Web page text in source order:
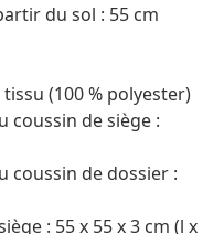
du sol : 55 cm
(100 % polyester)
coussin de siège :
coussin de dossier :
: 55 x 55 x 3 cm (l x